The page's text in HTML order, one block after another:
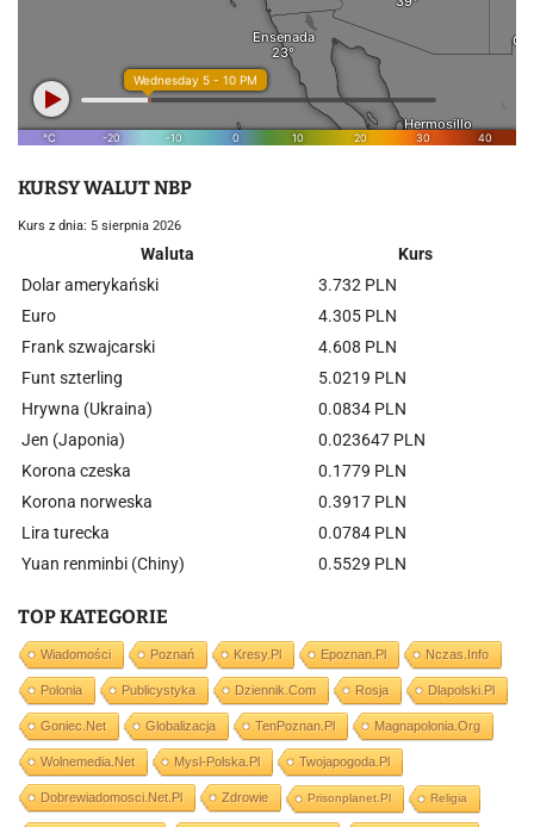
KURSY WALUT NBP
Kurs z dnia: 5 sierpnia 2026
Waluta
Kurs
Dolar amerykański
3.732 PLN
Euro
4.305 PLN
Frank szwajcarski
4.608 PLN
Funt szterling
5.0219 PLN
Hrywna (Ukraina)
0.0834 PLN
Jen (Japonia)
0.023647 PLN
Korona czeska
0.1779 PLN
Korona norweska
0.3917 PLN
Lira turecka
0.0784 PLN
Yuan renminbi (Chiny)
0.5529 PLN
TOP KATEGORIE
Wiadomości Poznań Kresy.pl Epoznan.pl Nczas.info
Polonia Publicystyka Dziennik.com Rosja Dlapolski.pl
Goniec.net Globalizacja TenPoznan.pl Magnapolonia.org
Wolnemedia.net Mysl-Polska.pl Twojapogoda.pl
Dobrewiadomosci.net.pl Zdrowie Prisonplanet.pl Religia